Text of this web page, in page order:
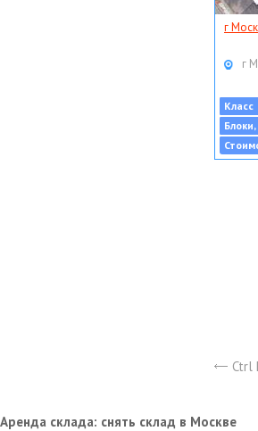
г
г
Класс
Ctrl
Аренда склада: снять склад в Москве